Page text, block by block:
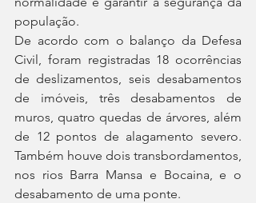
população.
De acordo com o balanço da Defesa
Civil, foram registradas 18 ocorrências
de deslizamentos, seis desabamentos
de imóveis, três desabamentos de
muros, quatro quedas de árvores, além
de 12 pontos de alagamento severo.
Também houve dois transbordamentos,
nos rios Barra Mansa e Bocaina, e o
desabamento de uma ponte.